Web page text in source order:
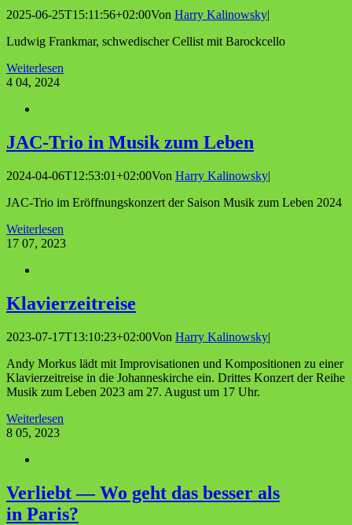
2025-06-25T15:11:56+02:00Von Harry Kalinowsky|
Ludwig Frankmar, schwedischer Cellist mit Barockcello
Weiterlesen
4 04, 2024
JAC-Trio in Musik zum Leben
2024-04-06T12:53:01+02:00Von Harry Kalinowsky|
JAC-Trio im Eröffnungskonzert der Saison Musik zum Leben 2024
Weiterlesen
17 07, 2023
Kla­vier­zeit­rei­se
2023-07-17T13:10:23+02:00Von Harry Kalinowsky|
Andy Morkus lädt mit Improvisationen und Kompositionen zu einer
Klavierzeitreise in die Johanneskirche ein. Drittes Konzert der Reihe
Musik zum Leben 2023 am 27. August um 17 Uhr.
Weiterlesen
8 05, 2023
Ver­liebt — Wo geht das bes­ser als
in Paris?